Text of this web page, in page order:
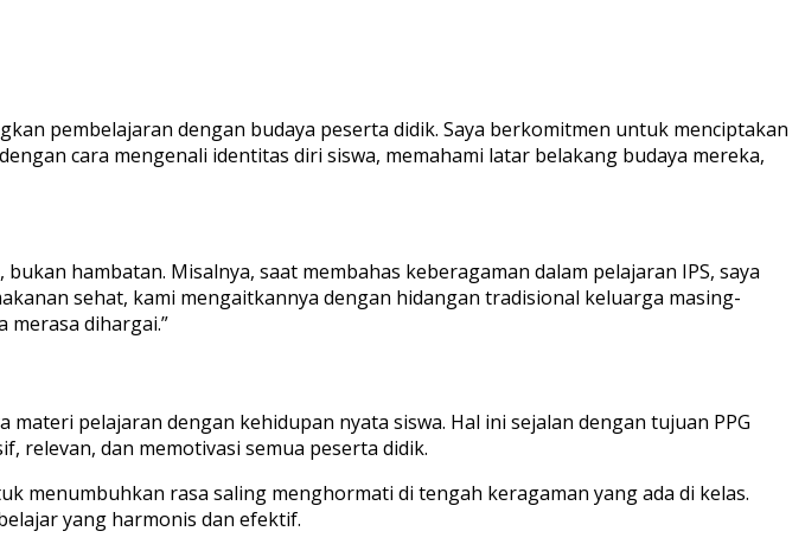
pembelajaran dengan budaya peserta didik. Saya berkomitmen untuk menciptakan
cara mengenali identitas diri siswa, memahami latar belakang budaya mereka,
hambatan. Misalnya, saat membahas keberagaman dalam pelajaran IPS, saya
sehat, kami mengaitkannya dengan hidangan tradisional keluarga masing-
merasa dihargai.”
pelajaran dengan kehidupan nyata siswa. Hal ini sejalan dengan tujuan PPG
relevan, dan memotivasi semua peserta didik.
rasa saling menghormati di tengah keragaman yang ada di kelas.
yang harmonis dan efektif.